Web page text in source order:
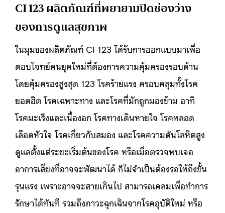
CI 123 ผลิตภัณฑ์ที่พยายามปิดช่องว่าง
ของการดูแลสุขภาพ
ในมุมของผลิตภัณฑ์ CI 123 ได้รับการออกแบบมาเพื่อ
ตอบโจทย์คนยุคใหม่ที่ต้องการความคุ้มครองรอบด้าน
โดยคุ้มครองสูงสุด 123 โรคร้ายแรง ครอบคลุมทั้งโรค
ยอดฮิต โรคเฉพาะทาง และโรคที่มักถูกมองข้าม อาทิ
โรคมะเร็งและเนื้องอก โรคทางเดินหายใจ โรคหลอด
เลือดหัวใจ โรคเกี่ยวกับสมอง และโรคความดันโลหิตสูง
ดูแลตั้งแต่ระยะเริ่มต้นของโรค หรือเมื่อตรวจพบเจอ
อาการเสี่ยงที่อาจจะพัฒนาได้ ก็ไม่จำเป็นต้องรอให้ถึงขั้น
รุนแรง เพราะอาจจะสายเกินไป สามารถเคลมเพื่อทำการ
รักษาได้ทันที รวมถึงภาวะฉุกเฉินจากโรคอุบัติใหม่ หรือ